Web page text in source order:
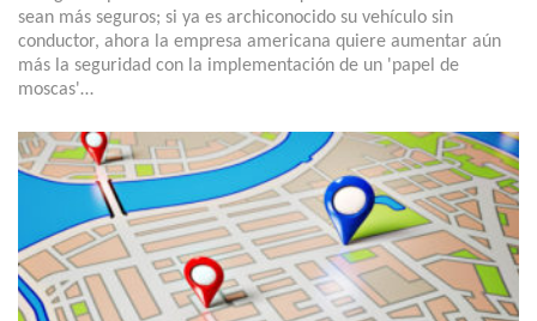
sean más seguros; si ya es archiconocido su vehículo sin
conductor, ahora la empresa americana quiere aumentar aún
más la seguridad con la implementación de un 'papel de
moscas'…